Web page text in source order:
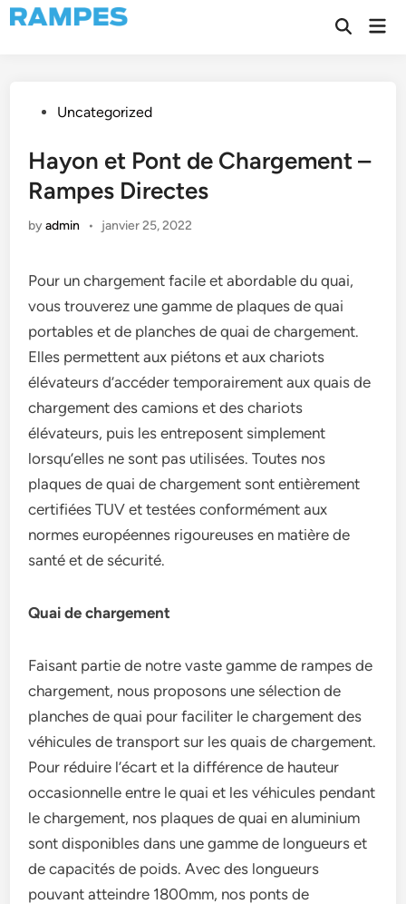
Skip
to
Open
PostedUncategorized
Hayon et Pont de Chargement –
Rampes Directes
byadmin • janvier 25, 2022
Pour un chargement facile et abordable du quai,
vous trouverez une gamme de plaques de quai
portables et de planches de quai de chargement.
Elles permettent aux piétons et aux chariots
élévateurs d’accéder temporairement aux quais de
chargement des camions et des chariots
élévateurs, puis les entreposent simplement
lorsqu’elles ne sont pas utilisées. Toutes nos
plaques de quai de chargement sont entièrement
certifiées TUV et testées conformément aux
normes européennes rigoureuses en matière de
santé et de sécurité.
Quai de chargement
Faisant partie de notre vaste gamme de rampes de
chargement, nous proposons une sélection de
planches de quai pour faciliter le chargement des
véhicules de transport sur les quais de chargement.
Pour réduire l’écart et la différence de hauteur
occasionnelle entre le quai et les véhicules pendant
le chargement, nos plaques de quai en aluminium
sont disponibles dans une gamme de longueurs et
de capacités de poids. Avec des longueurs
pouvant atteindre 1800mm, nos ponts de